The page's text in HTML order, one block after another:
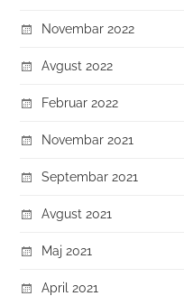
Novembar 2022
Avgust 2022
Februar 2022
Novembar 2021
Septembar 2021
Avgust 2021
Maj 2021
April 2021